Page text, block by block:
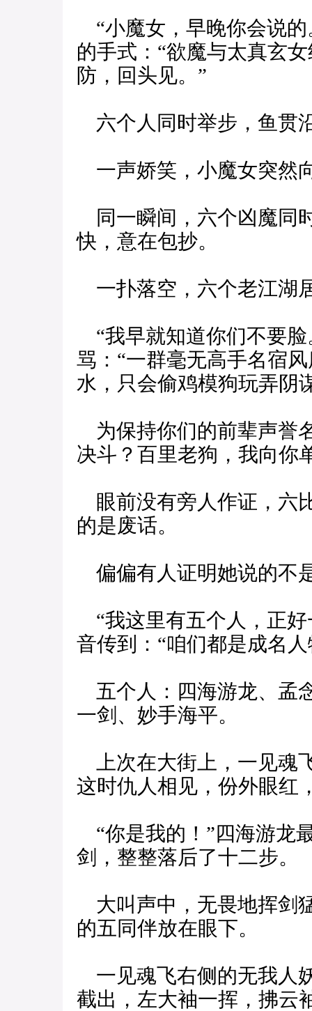
“小魔女，早晚你会说的
的手式：“欲魔与太真玄
防，回头见。”
六个人同时举步，鱼贯
一声娇笑，小魔女突然
同一瞬间，六个凶魔同
快，意在包抄。
一扑落空，六个老江湖
“我早就知道你们不要脸
骂：“一群毫无高手名宿
水，只会偷鸡模狗玩弄阴
为保持你们的前辈声誉
决斗？百里老狗，我向你
眼前没有旁人作证，六
的是废话。
偏偏有人证明她说的不
“我这里有五个人，正好
音传到：“咱们都是成名
五个人：四海游龙、孟
一剑、妙手海平。
上次在大街上，一见魂
这时仇人相见，份外眼红
“你是我的！”四海游龙
剑，整整落后了十二步。
大叫声中，无畏地挥剑
的五同伴放在眼下。
一见魂飞右侧的无我人
截出，左大袖一挥，拂云